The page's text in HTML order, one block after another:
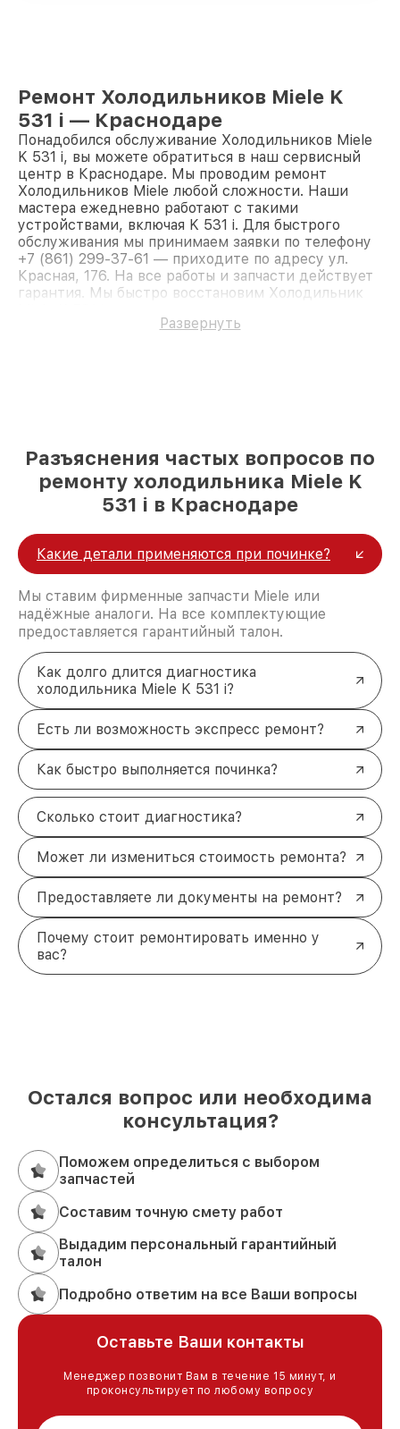
Ремонт Холодильников Miele K
531 i — Краснодаре
Понадобился обслуживание Холодильников Miele
K 531 i, вы можете обратиться в наш сервисный
центр в Краснодаре. Мы проводим ремонт
Холодильников Miele любой сложности. Наши
мастера ежедневно работают с такими
устройствами, включая K 531 i. Для быстрого
обслуживания мы принимаем заявки по телефону
+7 (861) 299-37-61 — приходите по адресу ул.
Красная, 176. На все работы и запчасти действует
гарантия. Мы быстро восстановим Холодильник
Развернуть
Разъяснения частых вопросов по
ремонту холодильника Miele K
531 i в Краснодаре
Какие детали применяются при починке?
Мы ставим фирменные запчасти Miele или
надёжные аналоги. На все комплектующие
предоставляется гарантийный талон.
Как долго длится диагностика
холодильника Miele K 531 i?
Есть ли возможность экспресс ремонт?
Как быстро выполняется починка?
Сколько стоит диагностика?
Может ли измениться стоимость ремонта?
Предоставляете ли документы на ремонт?
Почему стоит ремонтировать именно у
вас?
Остался вопрос или необходима
консультация?
Поможем определиться с выбором
запчастей
Составим точную смету работ
Выдадим персональный гарантийный
талон
Подробно ответим на все Ваши вопросы
Оставьте Ваши контакты
Менеджер позвонит Вам в течение 15 минут, и
проконсультирует по любому вопросу